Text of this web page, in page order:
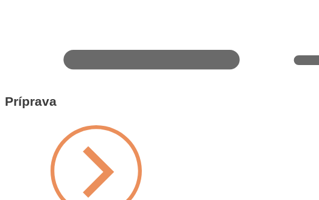
Príprava